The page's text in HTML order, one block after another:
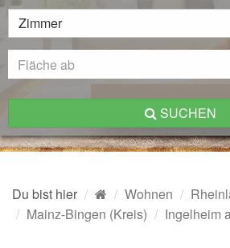
Zimmer
SUCHEN
Du bist hier Wohnen
Mainz-Bingen (Kreis)
Ingelheim